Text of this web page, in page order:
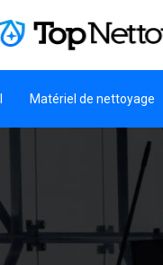
Matériel de nettoyage